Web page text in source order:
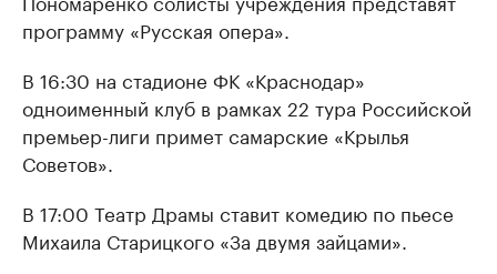
программу «Русская опера».
В 16:30 на стадионе ФК «Краснодар»
одноименный клуб в рамках 22 тура Российской
премьер-лиги примет самарские «Крылья
Советов».
В 17:00 Театр Драмы ставит комедию по пьесе
Михаила Старицкого «За двумя зайцами».